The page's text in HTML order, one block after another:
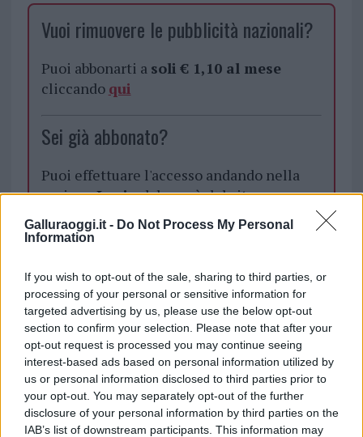
Galluraoggi.it - Do Not Process My Personal
Information
If you wish to opt-out of the sale, sharing to third parties, or
processing of your personal or sensitive information for
targeted advertising by us, please use the below opt-out
section to confirm your selection. Please note that after your
opt-out request is processed you may continue seeing
interest-based ads based on personal information utilized by
us or personal information disclosed to third parties prior to
your opt-out. You may separately opt-out of the further
disclosure of your personal information by third parties on the
IAB’s list of downstream participants. This information may
Vuoi rimuovere le pubblicità nazionali?
Puoi abbonarti a soli € 1,10 al mese
cliccando qui
Sei già abbonato?
Puoi effettuare l'accesso andando nella
sezioneLogindal menù del sito o
cliccando
qui
TEMI: Maltempo Olbia
Maltempo Sardegna
Meteo Gallura
Meteo Olbia
Notizie Olbia
Pioggia Olbia
Previsioni Meteo Olbia
Inviaci le tue segnalazioni,
i tuoi video e le tue foto
Su WhatsApp al numero +39
345 356 7512